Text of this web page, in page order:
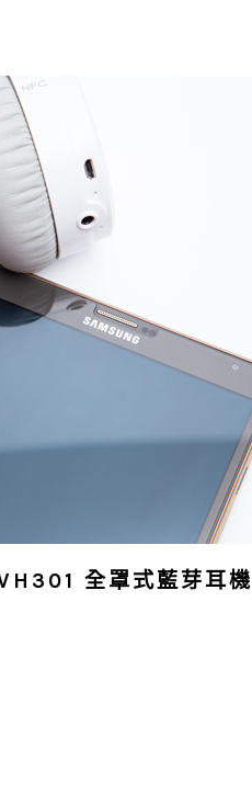
全罩式藍芽耳機